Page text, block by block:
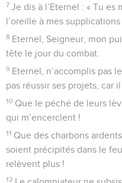
7 Je dis à l’Eternel : « Tu es
l’oreille à mes supplications
8 Eternel, Seigneur, mon
tête le jour du combat.
9 Eternel, n’accomplis pas
pas réussir ses projets, car
10 Que le péché de leurs
qui m’encerclent !
11 Que des charbons
soient précipités dans le
relèvent plus !
12